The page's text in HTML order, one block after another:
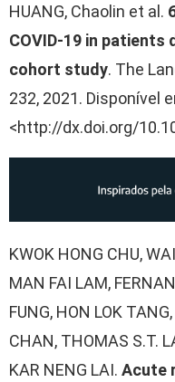
HUANG, Chaolin et al.
COVID-19 in
cohort study. The
232, 2021. Disponível
<http://dx.doi.org/
KWOK HONG CHU,
MAN FAI LAM,
FUNG, HON LOK
CHAN, THOMAS S.T.
KAR NENG LAI. Acute